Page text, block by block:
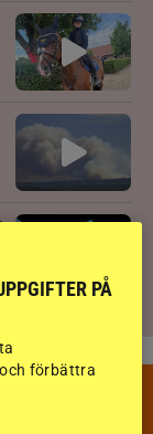
PÅ
förbättra